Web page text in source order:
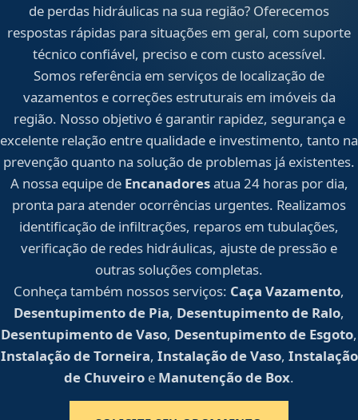
de perdas hidráulicas na sua região? Oferecemos
respostas rápidas para situações em geral, com suporte
técnico confiável, preciso e com custo acessível.
Somos referência em serviços de localização de
vazamentos e correções estruturais em imóveis da
região. Nosso objetivo é garantir rapidez, segurança e
excelente relação entre qualidade e investimento, tanto na
prevenção quanto na solução de problemas já existentes.
A nossa equipe de Encanadoresatua 24 horas por dia,
pronta para atender ocorrências urgentes. Realizamos
identificação de infiltrações, reparos em tubulações,
verificação de redes hidráulicas, ajuste de pressão e
outras soluções completas.
Conheça também nossos serviços: Caça Vazamento,
Desentupimento de Pia, Desentupimento de Ralo,
Desentupimento de Vaso, Desentupimento de Esgoto,
Instalação de Torneira, Instalação de Vaso, Instalação
de Chuveiro e Manutenção de Box.